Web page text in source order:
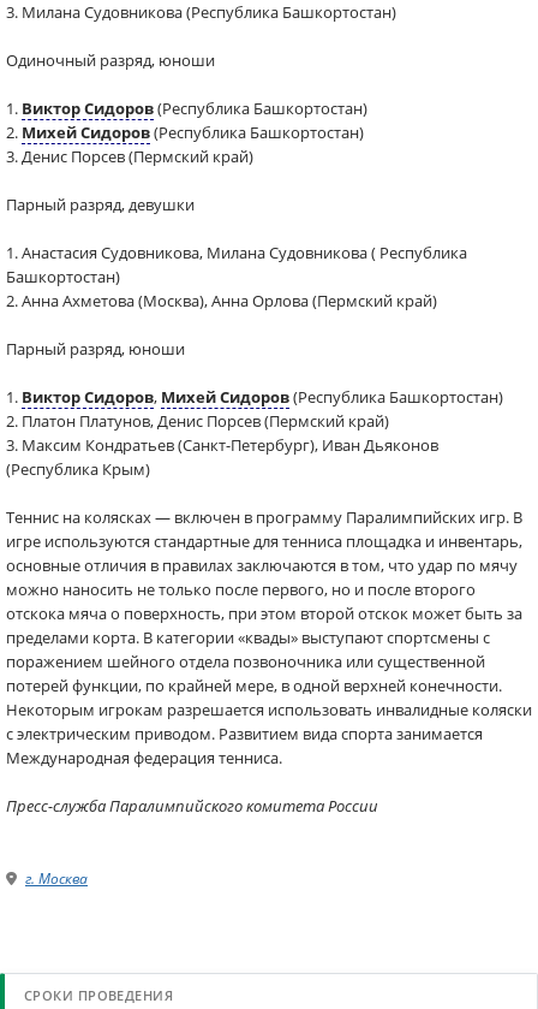
3. Милана Судовникова (Республика Башкортостан)
Одиночный разряд, юноши
1. Виктор Сидоров(Республика Башкортостан)
2. Михей Сидоров(Республика Башкортостан)
3. Денис Порсев (Пермский край)
Парный разряд, девушки
1. Анастасия Судовникова, Милана Судовникова ( Республика
Башкортостан)
2. Анна Ахметова (Москва), Анна Орлова (Пермский край)
Парный разряд, юноши
1. Виктор Сидоров, Михей Сидоров(Республика Башкортостан)
2. Платон Платунов, Денис Порсев (Пермский край)
3. Максим Кондратьев (Санкт-Петербург), Иван Дьяконов
(Республика Крым)
Теннис на колясках — включен в программу Паралимпийских игр. В
игре используются стандартные для тенниса площадка и инвентарь,
основные отличия в правилах заключаются в том, что удар по мячу
можно наносить не только после первого, но и после второго
отскока мяча о поверхность, при этом второй отскок может быть за
пределами корта. В категории «квады» выступают спортсмены с
поражением шейного отдела позвоночника или существенной
потерей функции, по крайней мере, в одной верхней конечности.
Некоторым игрокам разрешается использовать инвалидные коляски
с электрическим приводом. Развитием вида спорта занимается
Международная федерация тенниса.
Пресс-служба Паралимпийского комитета России
г. Москва